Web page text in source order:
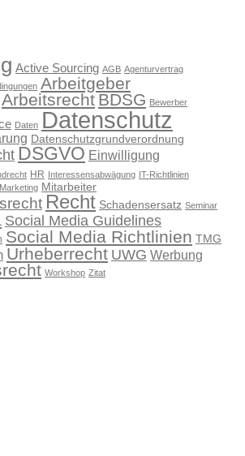
Active Sourcing AGB Agenturvertrag
Arbeitgeber
Arbeitsrecht BDSG Bewerber
Daten Datenschutz
Datenschutzgrundverordnung
DSGVO Einwilligung
HR Interessensabwägung IT-Richtlinien
Marketing Mitarbeiter
Recht Schadensersatz Seminar
Social Media Guidelines
Social Media Richtlinien TMG
Urheberrecht UWG Werbung
Workshop Zitat